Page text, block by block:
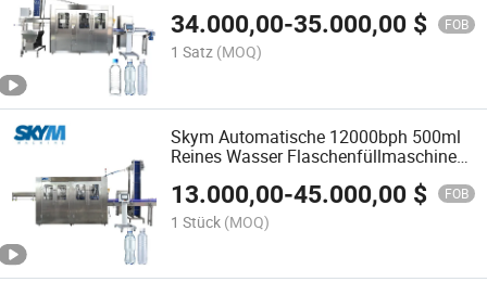
34.000,00-35.000,00 $ FOB
1 Satz (MOQ)
Skym Automatische 12000bph 500ml
Reines Wasser Flaschenfüllmaschine
13.000,00-45.000,00 $ FOB
1 Stück (MOQ)